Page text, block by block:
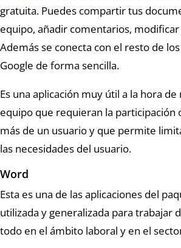
gratuita. Puedes compartir tus
equipo, añadir comentarios,
Además se conecta con el resto de
Google de forma sencilla.
Es una aplicación muy útil a la hora
equipo que requieran la participación
más de un usuario y que permite
las necesidades del usuario.
Word
Esta es una de las aplicaciones del
utilizada y generalizada para trabajar
todo en el ámbito laboral y en el